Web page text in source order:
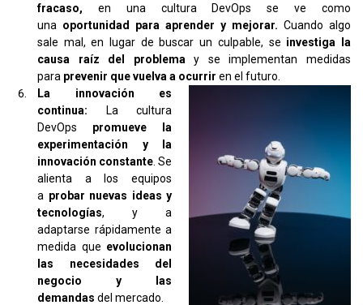
fracaso, en una cultura DevOps se ve como
una oportunidad para aprender y mejorar. Cuando algo
sale mal, en lugar de buscar un culpable, se investiga la
causa raíz del problema y se implementan medidas
para prevenir que vuelva a ocurrir en el futuro.
La innovación es
continua: La cultura
DevOps promueve la
experimentación y la
innovación constante . Se
alienta a los equipos
a probar nuevas ideas y
tecnologías, y a
adaptarse rápidamente a
medida que evolucionan
las necesidades del
negocio y las
demandas del mercado.